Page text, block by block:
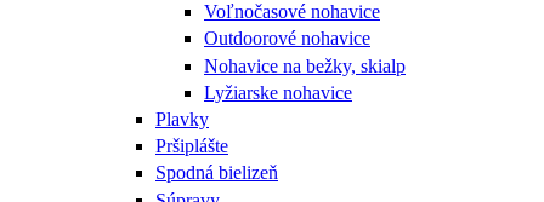
Voľnočasové nohavice
Outdoorové nohavice
Nohavice na bežky, skialp
Lyžiarske nohavice
Plavky
Pršiplášte
Spodná bielizeň